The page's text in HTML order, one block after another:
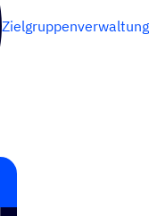
Zielgruppenverwaltung